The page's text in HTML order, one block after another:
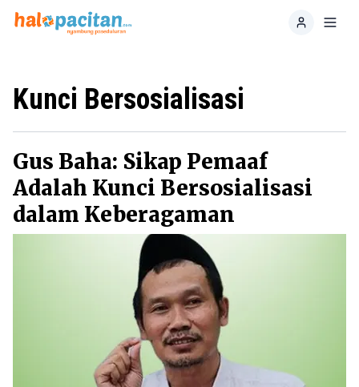
Home
Kunci Bersosialisasi
Gus Baha: Sikap Pemaaf
Adalah Kunci Bersosialisasi
dalam Keberagaman